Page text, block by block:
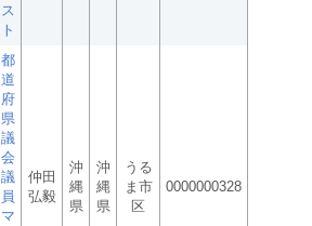
ス
ト
都
道
府
県
議
会
議
員
マ
仲田
弘毅
沖
縄
県
沖
縄
県
うる
ま市
区
0000000328